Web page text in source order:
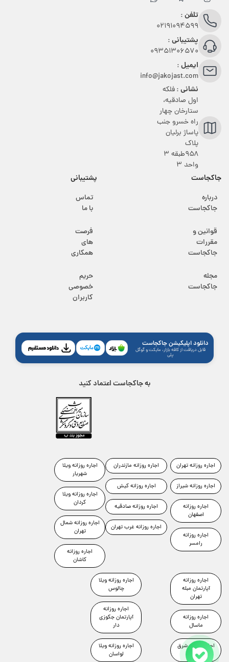
تلفن :
02191094599
پشتیبانی :
09351306570
ایمیل :
info@jakojast.com
نشانی :فلکه
اول صادقیه،
ستارخان چهار
راه خسرو جنب
پاساژ برلیان
پلاک
۹۵۸طبقه 3
واحد 3
جاکجاست
درباره
جاکجاست
قوانین و
مقررات
جاکجاست
مجله
جاکجاست
پشتیبانی
تماس
با ما
فرصت
های
همکاری
حریم
خصوصی
کاربران
دانلود اپلیکیشن جاکجاست
قابل دریافت از کافه بازار، مایکت و گوگل
پلی
به جاکجاست اعتماد کنید
اجاره روزانه تهران
اجاره روزانه شیراز
اجاره روزانه
اصفهان
اجاره روزانه
رامسر
اجاره روزانه مازندران
اجاره روزانه کیش
اجاره روزانه صادقیه
اجاره روزانه غرب تهران
اجاره روزانه ویلا
شهریار
اجاره روزانه ویلا
کردان
اجاره روزانه شمال
تهران
اجاره روزانه
کاشان
اجاره روزانه
آپارتمان مبله
تهران
اجاره روزانه
ماسال
اجاره روزانه شرق
اجاره روزانه ویلا
چالوس
اجاره روزانه
آپارتمان جکوزی
دار
اجاره روزانه ویلا